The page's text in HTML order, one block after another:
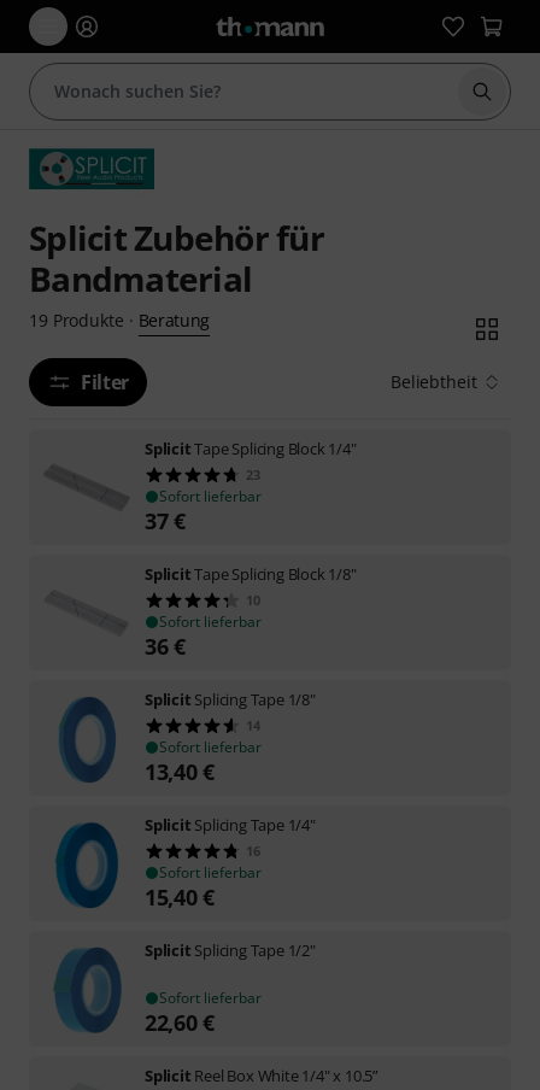
Suche
Splicit Zubehör für
Bandmaterial
19 Produkte · Beratung
Filter Beliebtheit
SplicitTape Splicing Block 1/4"
23
Sofort lieferbar
37€
SplicitTape Splicing Block 1/8"
10
Sofort lieferbar
36€
Splicit Splicing Tape 1/8"
14
Sofort lieferbar
13,40€
Splicit Splicing Tape 1/4"
16
Sofort lieferbar
15,40€
Splicit Splicing Tape 1/2"
Sofort lieferbar
22,60€
Splicit Reel Box White 1/4" x 10.5”